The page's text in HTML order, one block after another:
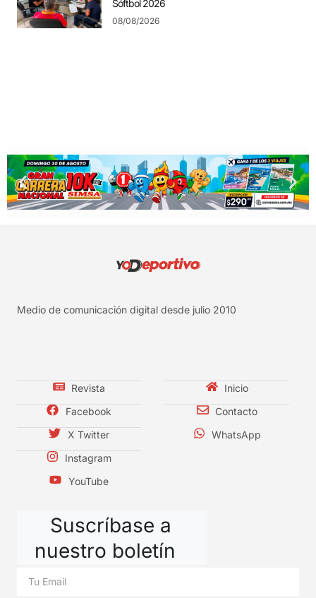
Sóftbol 2026
08/08/2026
Medio de comunicación digital desde julio 2010
Revista
Facebook
X Twitter
Instagram
YouTube
Inicio
Contacto
WhatsApp
Suscríbase a
nuestro boletín